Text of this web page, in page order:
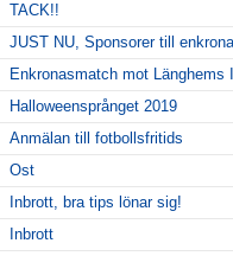
TACK!!
JUST NU, Sponsorer till
Enkronasmatch mot Länghems
Halloweensprånget 2019
Anmälan till fotbollsfritids
Ost
Inbrott, bra tips lönar sig!
Inbrott